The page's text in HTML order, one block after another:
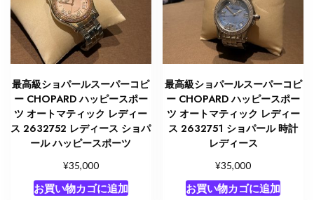
最高級ショパールスーパーコピ
ー CHOPARD ハッピースポー
ツ オートマティック レディー
ス 2632752 レディース ショパ
ール ハッピースポーツ
¥35,000
お買い物カゴに追加
最高級ショパールスーパーコピ
ー CHOPARD ハッピースポー
ツ オートマティック レディー
ス 2632751 ショパール 時計
レディース
¥35,000
お買い物カゴに追加